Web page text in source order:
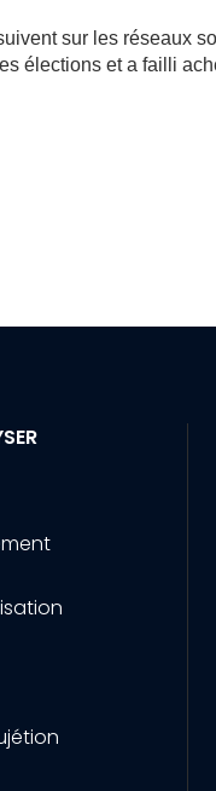
sur les réseaux
élections et a failli